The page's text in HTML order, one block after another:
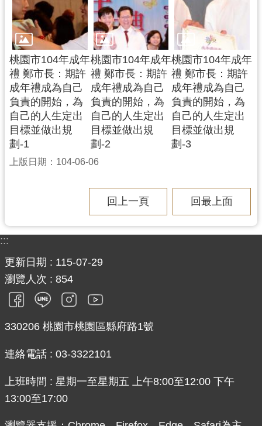
政
府
入
口
網
隱
私
權
政
策
政
政
府
網
站
資
開
宣
告
桃園市104年成年
禮 鄭市長：期許
成年禮成為自己
負責的開始，為
自己的人生定出
目標並做出規
劃-1
桃園市104年成年
禮 鄭市長：期許
成年禮成為自己
負責的開始，為
自己的人生定出
目標並做出規
劃-2
桃園市104年成年
禮 鄭市長：期許
成年禮成為自己
負責的開始，為
自己的人生定出
目標並做出規
劃-3
上版日期：104-06-06
回上一頁 回最上面
:::
更新日期
115-07-29
瀏覽人次
854
330206 桃園市桃園區縣府路1號
連絡電話 : 03-3322101
上班時間 : 星期一至星期五 上午8:00至12:00 下午
13:00至17:00